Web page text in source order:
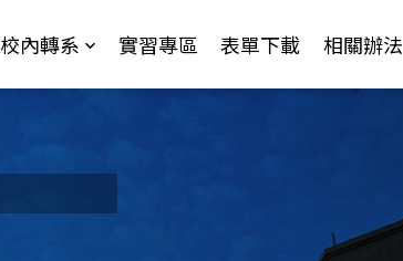
校內轉系 實習專區 表單下載 相關辦法